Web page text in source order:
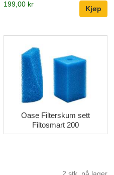
199,00 kr
Oase Filterskum sett
Filtosmart 200